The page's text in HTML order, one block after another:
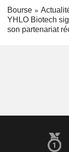
Bourse
YHLO Biotech
son partenariat